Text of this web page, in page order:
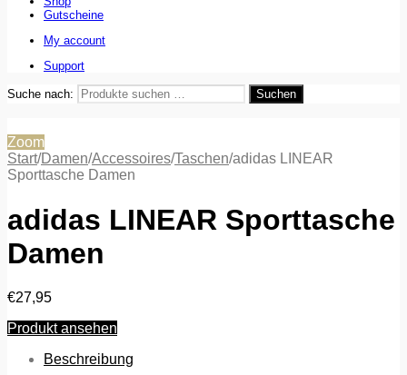
Gutscheine
My account
Support
Suche nach: Suchen
Zoom
Start/Damen/Accessoires/Taschen/adidas LINEAR
Sporttasche Damen
adidas LINEAR Sporttasche
Damen
€27,95
Produkt ansehen
Beschreibung